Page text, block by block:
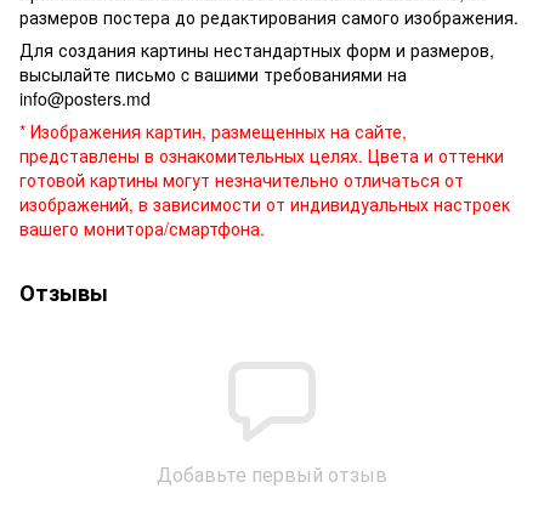
размеров постера до редактирования самого изображения.
Для создания картины нестандартных форм и размеров,
высылайте письмо c вашими требованиями на
info@posters.md
* Изображения картин, размещенных на сайте,
представлены в ознакомительных целях. Цвета и оттенки
готовой картины могут незначительно отличаться от
изображений, в зависимости от индивидуальных настроек
вашего монитора/смартфона.
Отзывы
Добавьте первый отзыв